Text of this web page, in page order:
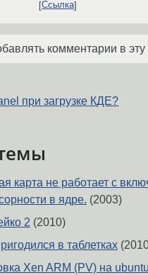
Ссылка
комментарии в
при загрузке КДЕ?
карта не работает с
в ядре. (2003)
2 (2010)
в таблетках
Xen ARM (PV) на ubuntu